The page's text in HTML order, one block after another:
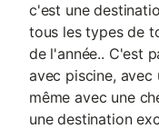
c'est une
tous les types de
de l'année.. C'est
avec piscine,
même avec une
une destination